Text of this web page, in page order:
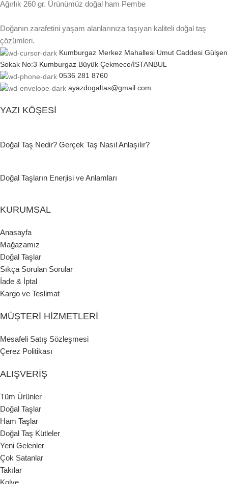
Ağırlık 260 gr. Ürünümüz doğal ham Pembe
Doğanın zarafetini yaşam alanlarınıza taşıyan kaliteli doğal taş
çözümleri.
Kumburgaz Merkez Mahallesi Umut Caddesi Gülşen
Sokak No:3 Kumburgaz Büyük Çekmece/İSTANBUL
0536 281 8760
ayazdogaltas@gmail.com
YAZI KÖŞESI
Doğal Taş Nedir? Gerçek Taş Nasıl Anlaşılır?
Doğal Taşların Enerjisi ve Anlamları
KURUMSAL
Anasayfa
Mağazamız
Doğal Taşlar
Sıkça Sorulan Sorular
İade & İptal
Kargo ve Teslimat
MÜŞTERI HIZMETLERI
Mesafeli Satış Sözleşmesi
Çerez Politikası
ALIŞVERIŞ
Tüm Ürünler
Doğal Taşlar
Ham Taşlar
Doğal Taş Kütleler
Yeni Gelenler
Çok Satanlar
Takılar
Kolye